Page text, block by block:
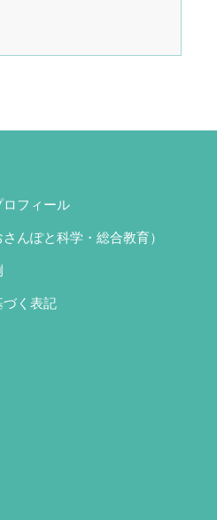
フィール
んぽと科学・総合教育）
く表記